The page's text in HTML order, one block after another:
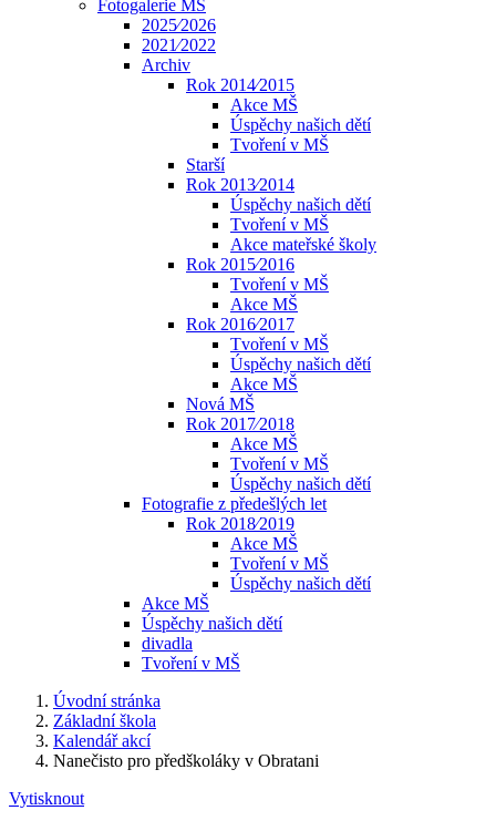
Fotogalerie MŠ
2025⁄2026
2021⁄2022
Archiv
Rok 2014⁄2015
Akce MŠ
Úspěchy našich dětí
Tvoření v MŠ
Starší
Rok 2013⁄2014
Úspěchy našich dětí
Tvoření v MŠ
Akce mateřské školy
Rok 2015⁄2016
Tvoření v MŠ
Akce MŠ
Rok 2016⁄2017
Tvoření v MŠ
Úspěchy našich dětí
Akce MŠ
Nová MŠ
Rok 2017⁄2018
Akce MŠ
Tvoření v MŠ
Úspěchy našich dětí
Fotografie z předešlých let
Rok 2018⁄2019
Akce MŠ
Tvoření v MŠ
Úspěchy našich dětí
Akce MŠ
Úspěchy našich dětí
divadla
Tvoření v MŠ
Úvodní stránka
Základní škola
Kalendář akcí
Nanečisto pro předškoláky v Obratani
Vytisknout